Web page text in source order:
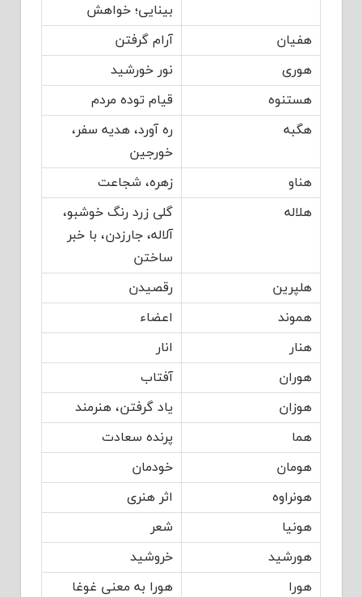
بینایی؛ خواهش
هفیان
آرام گرفتن
هوری
نور خورشید
هستنوه
قیام توده مردم
هگبه
ره آورد، هدیه سفر،
خورجین
هناو
زهره، شجاعت
هلاله
گلی زرد رنگ خوشبو،
آلاله، جارزدن، با خبر
ساختن
هلپرین
رقصیدن
هموند
اعضاء
هنار
انار
هوران
آفتاب
هوزان
یاد گرفتن، هنرمند
هما
پرنده سعادت
هومان
خودمان
هونراوه
اثر هنری
هونیا
شعر
هورشید
خروشید
هورا
هورا به معنی غوغا